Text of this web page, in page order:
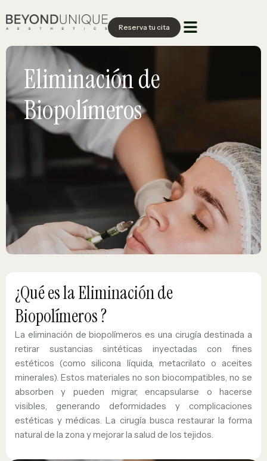
Reserva tu cita
Eliminación de
Biopolímeros
¿Qué es la Eliminación de
Biopolímeros ?
La eliminación de biopolímeros es una cirugía destinada a
retirar sustancias sintéticas inyectadas con fines
estéticos (como silicona líquida, metacrilato o aceites
minerales). Estos materiales no son biocompatibles, no se
absorben y pueden migrar, encapsularse o hacerse
visibles, generando deformidades y complicaciones
estéticas y médicas. La cirugía busca restaurar la forma
natural de la zona y mejorar la salud de los tejidos.